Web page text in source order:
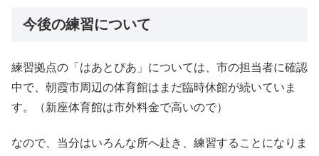
今後の練習について
練習拠点の「はあとぴあ」については、市の担当者に確認
中で、朝霞市周辺の体育館はまだ臨時休館が続いていま
す。（新座体育館は市外料金で高いので）
なので、当分はいろんな所へ赴き、練習することになりま